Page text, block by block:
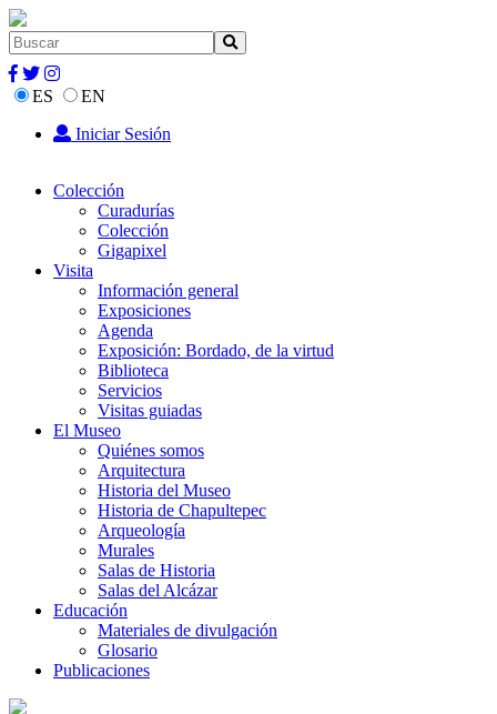
ES
EN
Iniciar Sesión
Colección
Curadurías
Colección
Gigapixel
Visita
Información general
Exposiciones
Agenda
Exposición: Bordado, de la virtud
Biblioteca
Servicios
Visitas guiadas
El Museo
Quiénes somos
Arquitectura
Historia del Museo
Historia de Chapultepec
Arqueología
Murales
Salas de Historia
Salas del Alcázar
Educación
Materiales de divulgación
Glosario
Publicaciones